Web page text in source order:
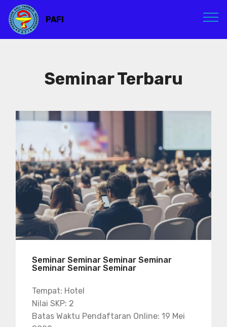
PAFI
Seminar Terbaru
Seminar Seminar Seminar Seminar
Seminar Seminar Seminar
Tempat: Hotel
Nilai SKP: 2
Batas Waktu Pendaftaran Online: 19 Mei